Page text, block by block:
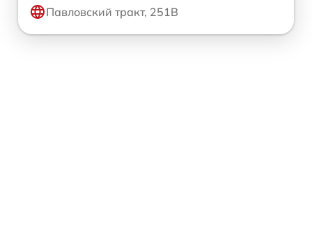
Павловский тракт, 251В